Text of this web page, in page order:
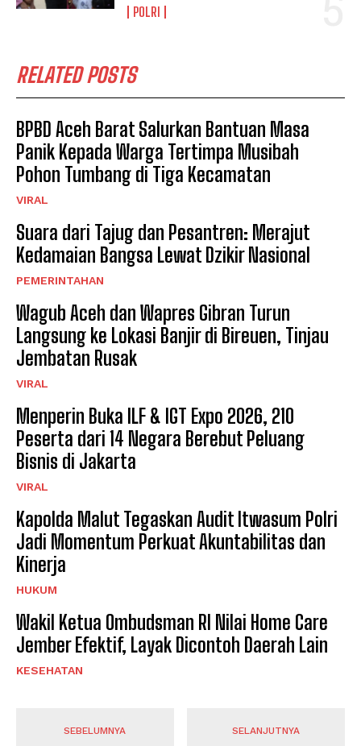
POLRI
RELATED POSTS
BPBD Aceh Barat Salurkan Bantuan Masa
Panik Kepada Warga Tertimpa Musibah
Pohon Tumbang di Tiga Kecamatan
VIRAL
Suara dari Tajug dan Pesantren: Merajut
Kedamaian Bangsa Lewat Dzikir Nasional
PEMERINTAHAN
Wagub Aceh dan Wapres Gibran Turun
Langsung ke Lokasi Banjir di Bireuen, Tinjau
Jembatan Rusak
VIRAL
Menperin Buka ILF & IGT Expo 2026, 210
Peserta dari 14 Negara Berebut Peluang
Bisnis di Jakarta
VIRAL
Kapolda Malut Tegaskan Audit Itwasum Polri
Jadi Momentum Perkuat Akuntabilitas dan
Kinerja
HUKUM
Wakil Ketua Ombudsman RI Nilai Home Care
Jember Efektif, Layak Dicontoh Daerah Lain
KESEHATAN
SEBELUMNYA SELANJUTNYA